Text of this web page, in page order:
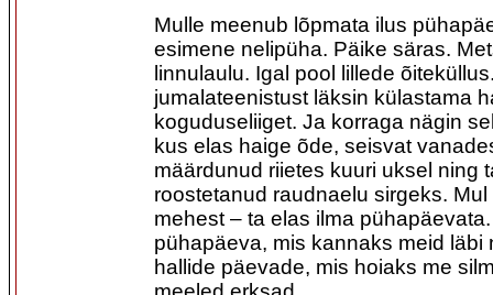
Mulle meenub lõpmata ilus
esimene nelipüha. Päike säras.
linnulaulu. Igal pool lillede
jumalateenistust läksin külastama
koguduseliiget. Ja korraga nägin
kus elas haige õde, seisvat
määrdunud riietes kuuri uksel ning
roostetanud raudnaelu sirgeks.
mehest – ta elas ilma
pühapäeva, mis kannaks meid läbi
hallide päevade, mis hoiaks me